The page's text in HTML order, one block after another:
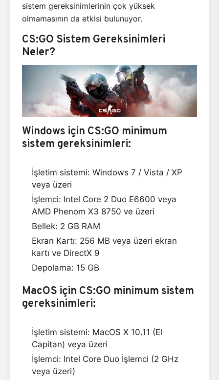
sistem gereksinimlerinin çok yüksek
olmamasının da etkisi bulunuyor.
CS:GO Sistem Gereksinimleri
Neler?
Windows için CS:GO minimum
sistem gereksinimleri:
İşletim sistemi: Windows 7 / Vista / XP
veya üzeri
İşlemci: Intel Core 2 Duo E6600 veya
AMD Phenom X3 8750 ve üzeri
Bellek: 2 GB RAM
Ekran Kartı: 256 MB veya üzeri ekran
kartı ve DirectX 9
Depolama: 15 GB
MacOS için CS:GO minimum sistem
gereksinimleri:
İşletim sistemi: MacOS X 10.11 (El
Capitan) veya üzeri
İşlemci: Intel Core Duo İşlemci (2 GHz
veya üzeri)